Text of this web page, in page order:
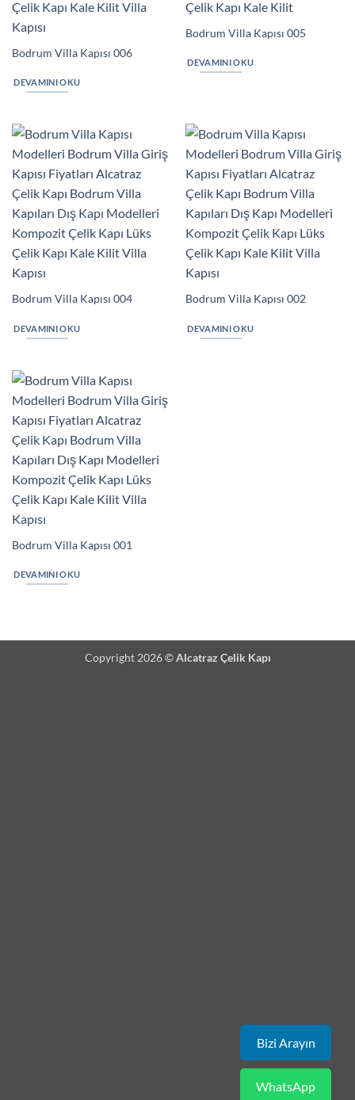
Bodrum Villa Kapısı 006
DEVAMINI OKU
Bodrum Villa Kapısı 005
DEVAMINI OKU
Bodrum Villa Kapısı 004
DEVAMINI OKU
Bodrum Villa Kapısı 002
DEVAMINI OKU
Bodrum Villa Kapısı 001
DEVAMINI OKU
Copyright 2026 ©Alcatraz Çelik Kapı
Bizi Arayın
WhatsApp